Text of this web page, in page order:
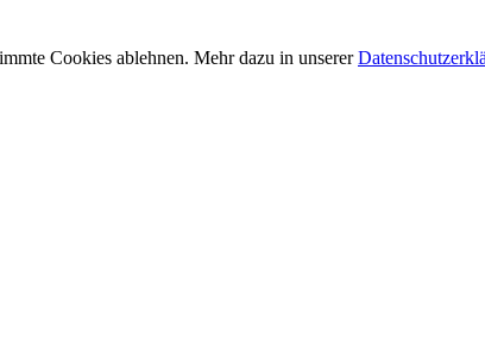
Cookies ablehnen. Mehr dazu in unserer